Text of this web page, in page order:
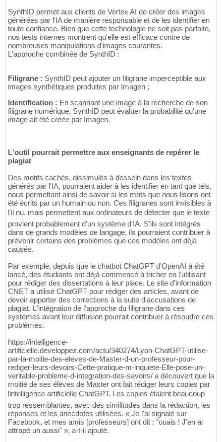
SynthID permet aux clients de Vertex AI de créer des images
générées par l'IA de manière responsable et de les identifier en
toute confiance. Bien que cette technologie ne soit pas parfaite,
nos tests internes montrent qu'elle est efficace contre de
nombreuses manipulations d'images courantes.
L'approche combinée de SynthID :
Filigrane : SynthID peut ajouter un filigrane imperceptible aux
images synthétiques produites par Imagen ;
Identification : En scannant une image à la recherche de son
filigrane numérique, SynthID peut évaluer la probabilité qu'une
image ait été créée par Imagen.
L'outil pourrait permettre aux enseignants de repérer le
plagiat
Des motifs cachés, dissimulés à dessein dans les textes
générés par l'IA, pourraient aider à les identifier en tant que tels,
nous permettant ainsi de savoir si les mots que nous lisons ont
été écrits par un humain ou non. Ces filigranes sont invisibles à
l'il nu, mais permettent aux ordinateurs de détecter que le texte
provient probablement d'un système d'IA. S'ils sont intégrés
dans de grands modèles de langage, ils pourraient contribuer à
prévenir certains des problèmes que ces modèles ont déjà
causés.
Par exemple, depuis que le chatbot ChatGPT d'OpenAI a été
lancé, des étudiants ont déjà commencé à tricher en l'utilisant
pour rédiger des dissertations à leur place. Le site d'information
CNET a utilisé ChatGPT pour rédiger des articles, avant de
devoir apporter des corrections à la suite d'accusations de
plagiat. L'intégration de l'approche du filigrane dans ces
systèmes avant leur diffusion pourrait contribuer à résoudre ces
problèmes.
https://intelligence-
artificielle.developpez.com/actu/340274/Lyon-ChatGPT-utilise-
par-la-moitie-des-eleves-de-Master-d-un-professeur-pour-
rediger-leurs-devoirs-Cette-pratique-m-inquiete-Elle-pose-un-
veritable-probleme-d-integration-des-savoirs/ a découvert que la
moitié de ses élèves de Master ont fait rédiger leurs copies par
lintelligence artificielle ChatGPT. Les copies étaient beaucoup
trop ressemblantes, avec des similitudes dans la rédaction, les
réponses et les anecdotes utilisées. « Je l'ai signalé sur
Facebook, et mes amis [professeurs] ont dit : "ouais ! J'en ai
attrapé un aussi" », a-t-il ajouté.